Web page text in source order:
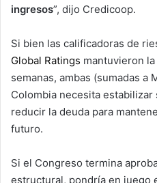
ingresos”, dijo Credicoop.
Si bien las calificadoras de
Global Ratings mantuvieron
semanas, ambas (sumadas a
Colombia necesita
reducir la deuda para
futuro.
Si el Congreso termina
estructural, pondría en juego